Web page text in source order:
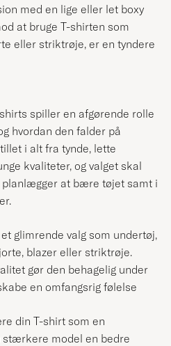
med en lige eller let boxy
at bruge T-shirten som
eller striktrøje, er en tyndere
spiller en afgørende rolle
hvordan den falder på
i alt fra tynde, lette
kvaliteter, og valget skal
at bære tøjet samt i
glimrende valg som undertøj,
blazer eller striktrøje.
gør den behagelig under
en omfangsrig følelse
din T-shirt som en
model en bedre